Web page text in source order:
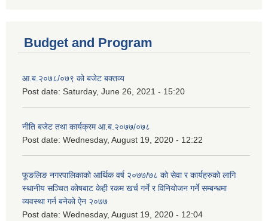
Budget and Program
आ.ब.२०७८/०७९ को बजेट बक्तव्य
Post date: Saturday, June 26, 2021 - 15:20
नीति बजेट तथा कार्यक्रम आ.ब.२०७७/०७८
Post date: Wednesday, August 19, 2020 - 12:22
फूङलिङ नगरपालिकाको आर्थिक वर्ष २०७७/७८ को सेवा र कार्यहरुको लागि
स्थानीय सञ्चित कोषबाट केही रकम खर्च गर्ने र विनियोजन गर्ने सम्बन्धमा
व्यवस्था गर्न बनेको ऐन २०७७
Post date: Wednesday, August 19, 2020 - 12:04